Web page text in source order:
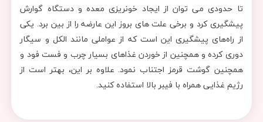
تا حدودی می توان از ایجاد خونریزی معده و دستگاه گوارش
پیشگیری کرد و برخی علت های بروز این عارضه را از بین برد. یکی
از راه‌های پیشگیری این است که از عواملی مانند الکل و سیگار
دوری کرده و همچنین از خوردن غذاهای بسیار چرب و فست فود و
همچنین گوشت قرمز اجتناب نمود. علاوه بر این، بهتر است از
رژیم غذایی همراه با فیبر بالا استفاده کنید.